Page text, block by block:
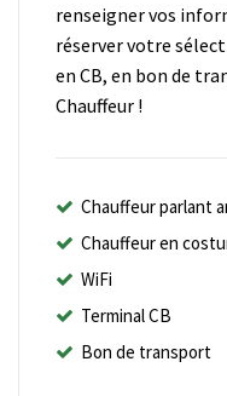
renseigner vos
réserver votre
en CB, en bon de
Chauffeur !
Chauffeur parlant
Chauffeur en
WiFi
Terminal CB
Bon de transport